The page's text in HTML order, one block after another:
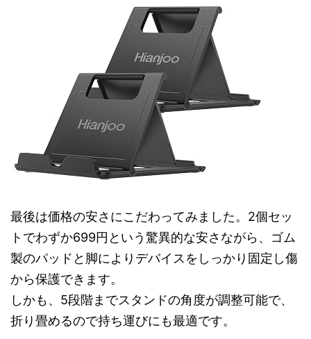
最後は価格の安さにこだわってみました。2個セッ
トでわずか699円という驚異的な安さながら、ゴム
製のパッドと脚によりデバイスをしっかり固定し傷
から保護できます。
しかも、5段階までスタンドの角度が調整可能で、
折り畳めるので持ち運びにも最適です。